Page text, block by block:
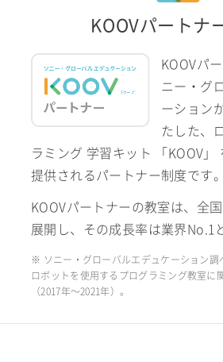
KOOVパートナ
KOOVパ
ニー・グ
ーション
たした、
ラミング 学習キット 「KOOV」
提供されるパートナー制度です。
KOOVパートナーの教室は、全
展開し、その成長率は業界No.1
※ ソニー・グローバルエデュケーション調
ロボットを使用するプログラミング教室に
（2017年〜2021年）。